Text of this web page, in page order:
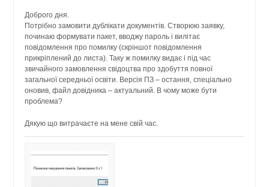
Доброго дня.
Потрібно замовити дублікати документів. Створюю заявку,
починаю формувати пакет, вводжу пароль і вилітає
повідомлення про помилку (скріншот повідомлення
прикріплений до листа). Таку ж помилку видає і під час
звичайного замовлення свідоцтва про здобуття повної
загальної середньої освіти. Версія ПЗ – остання, спеціально
оновив, файл довідника – актуальний. В чому може бути
проблема?
Дякую що витрачаєте на мене свій час.